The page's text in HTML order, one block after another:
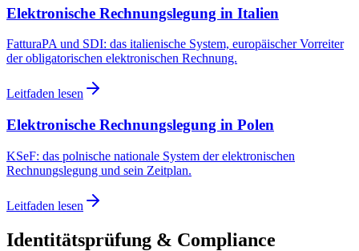
Elektronische Rechnungslegung in Italien
FatturaPA und SDI: das italienische System, europäischer Vorreiter
der obligatorischen elektronischen Rechnung.
Leitfaden lesen
Elektronische Rechnungslegung in Polen
KSeF: das polnische nationale System der elektronischen
Rechnungslegung und sein Zeitplan.
Leitfaden lesen
Identitätsprüfung & Compliance